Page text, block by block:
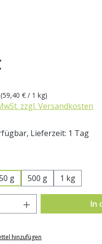
(59,40 € / 1 kg)
zzgl. Versandkosten
Lieferzeit: 1 Tag
g 500 g 1 kg
Anzahl: Gib denIn
hinzufügen